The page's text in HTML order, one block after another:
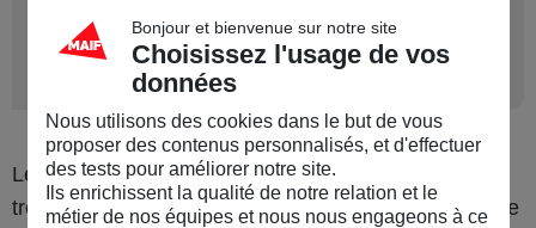
convention collective
nationale du sport
Les règles concernant les associations sportives se
trouvent dans le Code du sport, que tout responsable
Bonjour et bienvenue sur notre site
Choisissez l'usage de vos
données
Nous utilisons des cookies dans le but de vous
proposer des contenus personnalisés, et d'effectuer
des tests pour améliorer notre site.
Ils enrichissent la qualité de notre relation et le
métier de nos équipes et nous nous engageons à ce